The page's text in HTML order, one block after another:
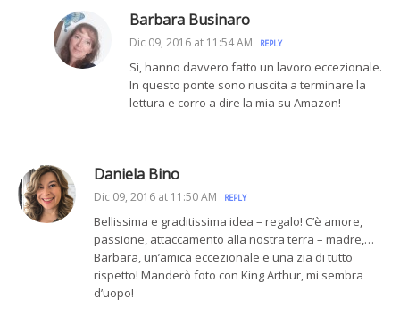
Barbara Businaro
Dic 09, 2016 at 11:54 AM REPLY
Si, hanno davvero fatto un lavoro eccezionale.
In questo ponte sono riuscita a terminare la
lettura e corro a dire la mia su Amazon!
Daniela Bino
Dic 09, 2016 at 11:50 AM REPLY
Bellissima e graditissima idea – regalo! C’è amore,
passione, attaccamento alla nostra terra – madre,…
Barbara, un’amica eccezionale e una zia di tutto
rispetto! Manderò foto con King Arthur, mi sembra
d’uopo!